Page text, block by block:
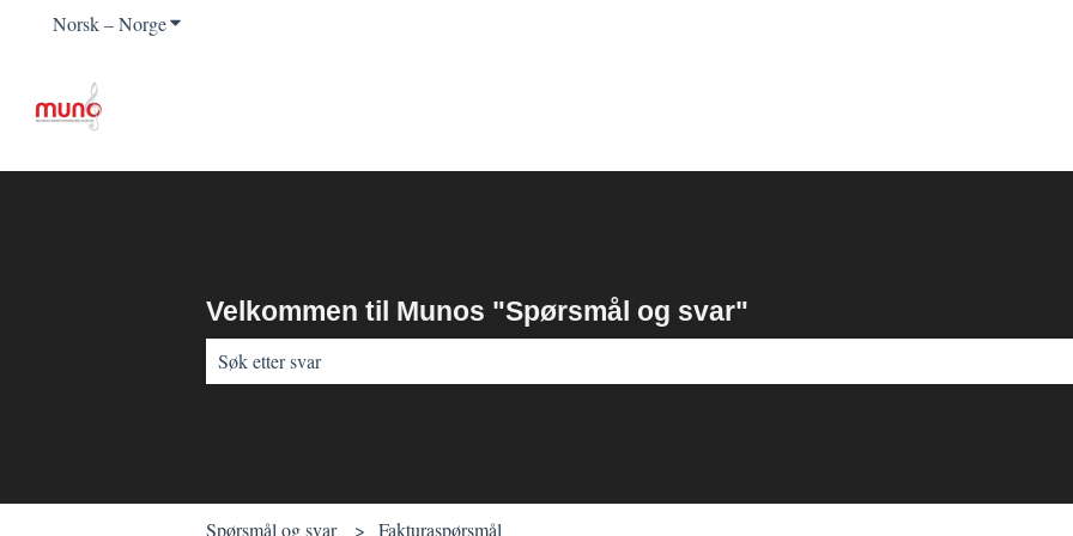
Norsk – NorgeVis undermeny for oversettelser
Velkommen til Munos "Spørsmål og svar"
Spørsmål og svar Fakturaspørsmål